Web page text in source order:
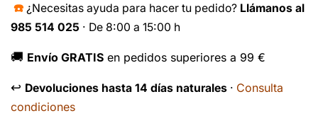
☎️ ¿Necesitas ayuda para hacer tu pedido? Llámanos al
985 514 025 · De 8:00 a 15:00 h
🚚 Envío GRATIS en pedidos superiores a 99 €
↩️ Devoluciones hasta 14 días naturales · Consulta
condiciones